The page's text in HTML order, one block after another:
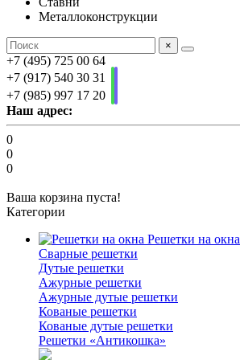
Металлоконструкции
×
+7 (495) 725 00 64
+7 (917) 540 30 31
+7 (985) 997 17 20
Наш адрес:
0
0
0
Ваша корзина пуста!
Категории
Решетки на окна
Сварные решетки
Дутые решетки
Ажурные решетки
Ажурные дутые решетки
Кованые решетки
Кованые дутые решетки
Решетки «Антикошка»